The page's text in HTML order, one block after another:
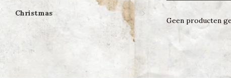
Christmas
Geen producten